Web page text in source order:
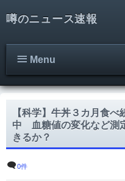
噂のニュース速報
Menu
【科学】牛丼３カ月食
中 血糖値の変化など測
きるか？
0件